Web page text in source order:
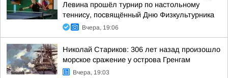
Левина прошёл турнир по настольному
теннису, посвящённый Дню Физкультурника
Вчера, 19:06
Николай Стариков: 306 лет назад произошло
морское сражение у острова Гренгам
Вчера, 19:03